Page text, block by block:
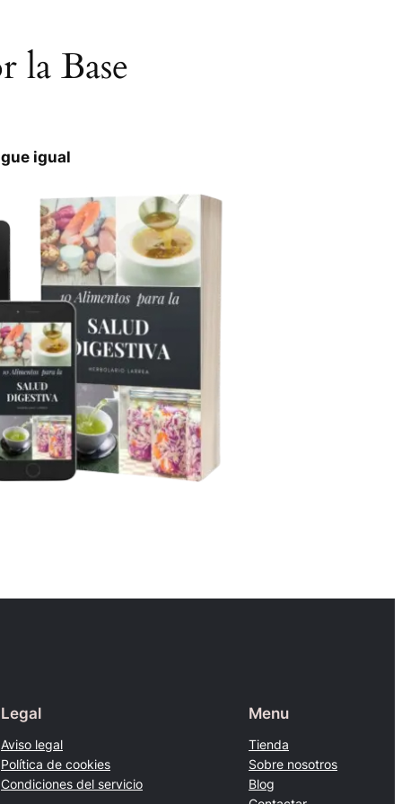
la Base
igual
Legal
Aviso legal
Política de cookies
Condiciones del servicio
Menu
Tienda
Sobre nosotros
Blog